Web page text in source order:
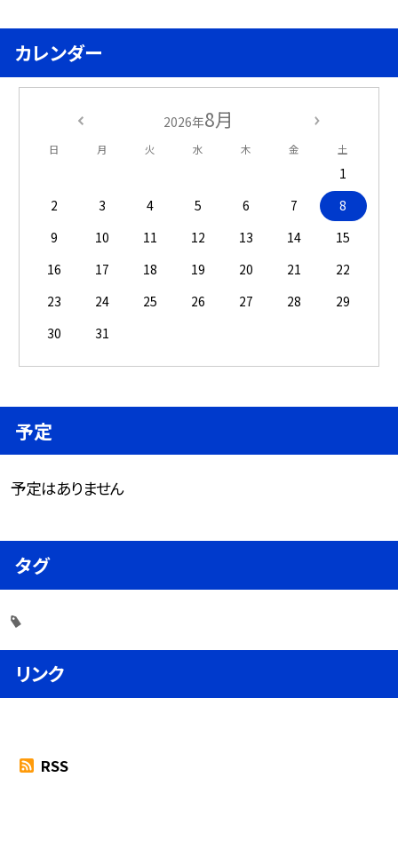
カレンダー
2026年8月
日 月 火 水 木 金 土
1
2
3 4 5 6 7
8
9
10 11 12 13 14
15
16
17 18 19 20 21
22
23
24 25 26 27 28
29
30
31
予定
予定はありません
タグ
リンク
RSS